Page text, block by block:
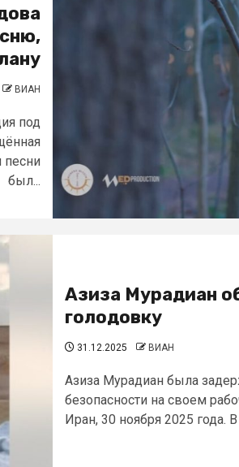
ВИАН
под
был...
Азиза Мурадиан
голодовку
31.12.2025 ВИАН
Азиза Мурадиан была
безопасности на своем
Иран, 30 ноября 2025 года. В